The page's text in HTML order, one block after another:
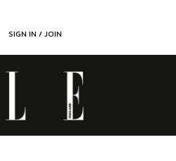
SIGN IN / JOIN